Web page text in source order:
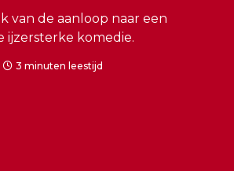
van de aanloop naar een
ijzersterke komedie.
3 minuten leestijd